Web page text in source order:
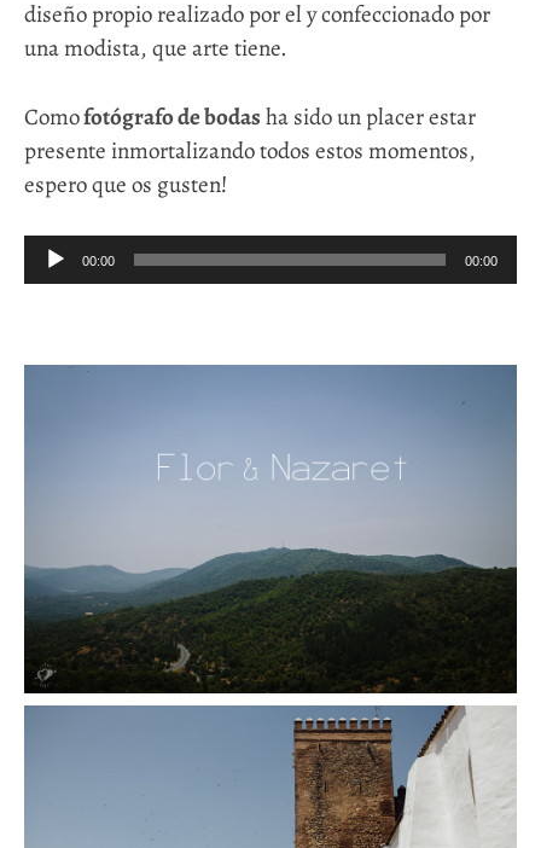
diseño propio realizado por el y confeccionado por
una modista, que arte tiene.
Comofotógrafo de bodasha sido un placer estar
presente inmortalizando todos estos momentos,
espero que os gusten!
Reproductor
de
00:00 00:00